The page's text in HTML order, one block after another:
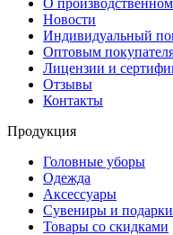
О
Новости
Индивидуальный
Оптовым
Лицензии и
Отзывы
Контакты
Продукция
Головные уборы
Одежда
Аксессуары
Сувениры и подарки
Товары со скидками